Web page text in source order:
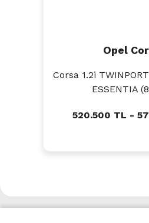
Opel
Corsa 1.2i
ESSENTIA
520.500 TL -